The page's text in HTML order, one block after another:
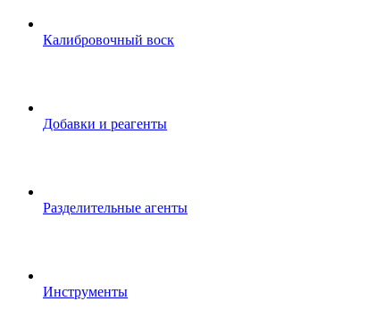
Калибровочный воск
Добавки и реагенты
Разделительные агенты
Инструменты